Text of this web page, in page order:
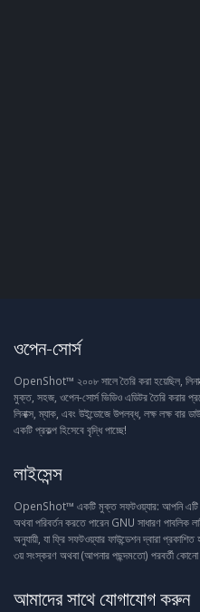
ওপেন-সোর্স
OpenShot™ ২০০৮ সালে তৈরি করা হয়েছিল,
মুক্ত, সহজ, ওপেন-সোর্স ভিডিও এডিটর তৈরি করার
লিনাক্স, ম্যাক, এবং উইন্ডোজে উপলব্ধ, লক্ষ লক্ষ বার
একটি প্রকল্প হিসেবে বৃদ্ধি পাচ্ছে!
লাইসেন্স
OpenShot™ একটি মুক্ত সফটওয়্যার: আপনি এটি
অথবা পরিবর্তন করতে পারেন GNU সাধারণ পাবলিক
অনুযায়ী, যা ফ্রি সফটওয়্যার ফাউন্ডেশন দ্বারা প্রকাশিত
৩য় সংস্করণ অথবা (আপনার পছন্দমতো) পরবর্তী
আমাদের সাথে যোগাযোগ করুন